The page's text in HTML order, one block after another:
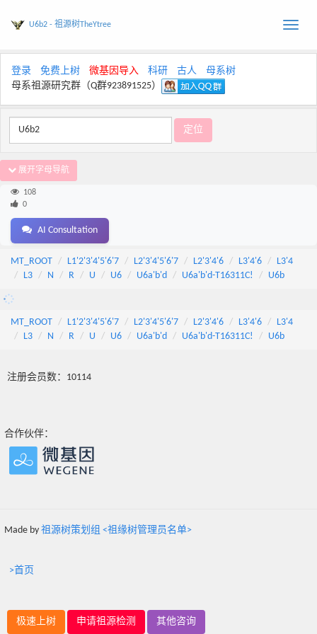
Toggle
U6b2 - 祖源树TheYtree
登录 免费上树 微基因导入 科研 古人
母系树
母系祖源研究群（Q群923891525）
展开字母导航
108
0
AI Consultation
MT_ROOT L1'2'3'4'5'6'7 L2'3'4'5'6'7 L2'3'4'6 L3'4'6
L3'4
L3
N R U U6 U6a'b'd U6a'b'd-T16311C! U6b
MT_ROOT L1'2'3'4'5'6'7 L2'3'4'5'6'7 L2'3'4'6 L3'4'6
L3'4
L3
N R U U6 U6a'b'd U6a'b'd-T16311C! U6b
注册会员数：10114
合作伙伴：
Made by 祖源树策划组 <祖缘树管理员名单>
>首页
极速上树 申请祖源检测 其他咨询